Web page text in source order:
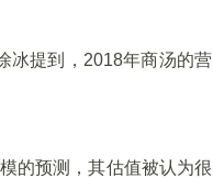
冰提到，2018年商汤的营
的预测，其估值被认为很